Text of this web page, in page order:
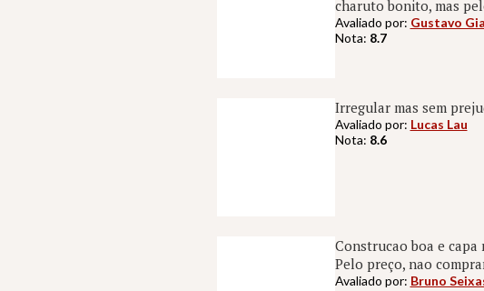
charuto bonito, mas
Avaliado por: Gustavo
Nota: 8.7
Irregular mas sem
Avaliado por: Lucas Lau
Nota: 8.6
Construcao boa e
Pelo preço, nao
Avaliado por: Bruno